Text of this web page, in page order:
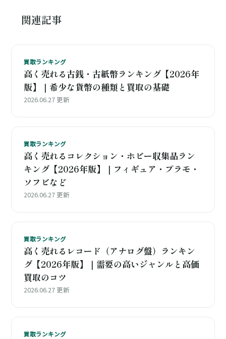
関連記事
買取ランキング
高く売れる古銭・古紙幣ランキング【2026年
版】｜希少な貨幣の種類と買取の基礎
2026.06.27 更新
買取ランキング
高く売れるコレクション・ホビー収集品ラン
キング【2026年版】｜フィギュア・プラモ・
ソフビなど
2026.06.27 更新
買取ランキング
高く売れるレコード（アナログ盤）ランキン
グ【2026年版】｜需要の高いジャンルと高価
買取のコツ
2026.06.27 更新
買取ランキング